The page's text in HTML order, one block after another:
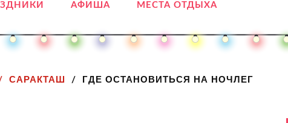
АФИША МЕСТА ОТДЫХА
САРАКТАШ ГДЕ ОСТАНОВИТЬСЯ НА НОЧЛЕГ